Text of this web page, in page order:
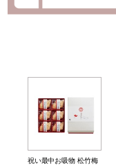
祝い最中お吸物 松竹梅